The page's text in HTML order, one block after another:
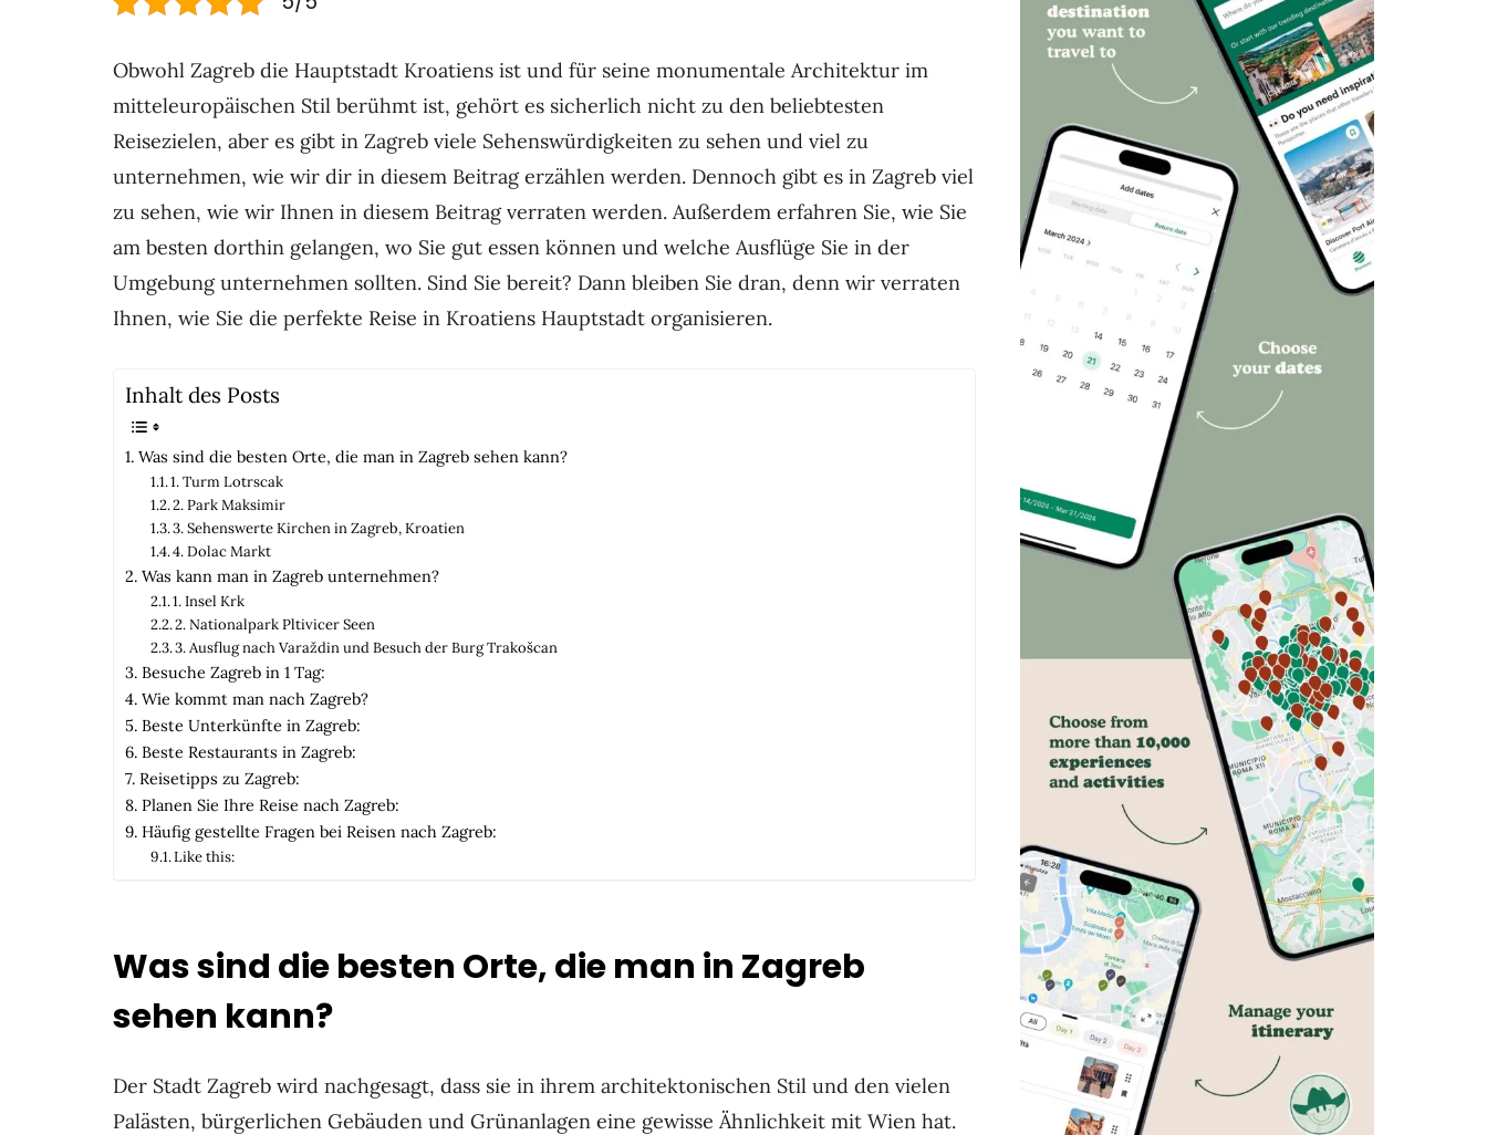
Obwohl Zagreb die Hauptstadt Kroatiens ist und für seine monumentale Architektur im
mitteleuropäischen Stil berühmt ist, gehört es sicherlich nicht zu den beliebtesten
Reisezielen, aber es gibt in Zagreb viele Sehenswürdigkeiten zu sehen und viel zu
unternehmen, wie wir dir in diesem Beitrag erzählen werden. Dennoch gibt es in Zagreb viel
zu sehen, wie wir Ihnen in diesem Beitrag verraten werden. Außerdem erfahren Sie, wie Sie
am besten dorthin gelangen, wo Sie gut essen können und welche Ausflüge Sie in der
Umgebung unternehmen sollten. Sind Sie bereit? Dann bleiben Sie dran, denn wir verraten
Ihnen, wie Sie die perfekte Reise in Kroatiens Hauptstadt organisieren.
Inhalt des Posts
Was sind die besten Orte, die man in Zagreb sehen kann?
1. Turm Lotrscak
2. Park Maksimir
3. Sehenswerte Kirchen in Zagreb, Kroatien
4. Dolac Markt
Was kann man in Zagreb unternehmen?
1. Insel Krk
2. Nationalpark Pltivicer Seen
3. Ausflug nach Varaždin und Besuch der Burg Trakošcan
Besuche Zagreb in 1 Tag:
Wie kommt man nach Zagreb?
Beste Unterkünfte in Zagreb:
Beste Restaurants in Zagreb:
Reisetipps zu Zagreb:
Planen Sie Ihre Reise nach Zagreb:
Häufig gestellte Fragen bei Reisen nach Zagreb:
Like this:
Was sind die besten Orte, die man in Zagreb
sehen kann?
Der Stadt Zagreb wird nachgesagt, dass sie in ihrem architektonischen Stil und den vielen
Palästen, bürgerlichen Gebäuden und Grünanlagen eine gewisse Ähnlichkeit mit Wien hat.